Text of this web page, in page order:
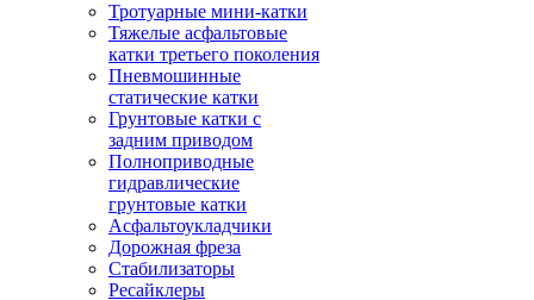
Тротуарные мини-катки
Тяжелые асфальтовые
катки третьего поколения
Пневмошинные
статические катки
Грунтовые катки с
задним приводом
Полноприводные
гидравлические
грунтовые катки
Асфальтоукладчики
Дорожная фреза
Стабилизаторы
Ресайклеры